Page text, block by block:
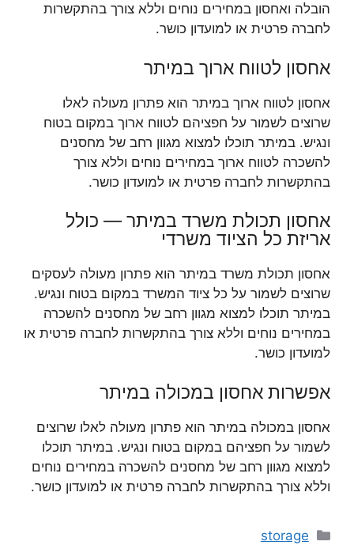
הובלה ואחסון במחירים נוחים וללא צורך בהתקשרות
לחברה פרטית או למועדון כושר.
אחסון לטווח ארוך במיתר
אחסון לטווח ארוך במיתר הוא פתרון מעולה לאלו
שרוצים לשמור על חפציהם לטווח ארוך במקום בטוח
ונגיש. במיתר תוכלו למצוא מגוון רחב של מחסנים
להשכרה לטווח ארוך במחירים נוחים וללא צורך
בהתקשרות לחברה פרטית או למועדון כושר.
אחסון תכולת משרד במיתר — כולל
אריזת כל הציוד משרדי
אחסון תכולת משרד במיתר הוא פתרון מעולה לעסקים
שרוצים לשמור על כל ציוד המשרד במקום בטוח ונגיש.
במיתר תוכלו למצוא מגוון רחב של מחסנים להשכרה
במחירים נוחים וללא צורך בהתקשרות לחברה פרטית או
למועדון כושר.
אפשרות אחסון במכולה במיתר
אחסון במכולה במיתר הוא פתרון מעולה לאלו שרוצים
לשמור על חפציהם במקום בטוח ונגיש. במיתר תוכלו
למצוא מגוון רחב של מחסנים להשכרה במחירים נוחים
וללא צורך בהתקשרות לחברה פרטית או למועדון כושר.
קטגוריות
storage